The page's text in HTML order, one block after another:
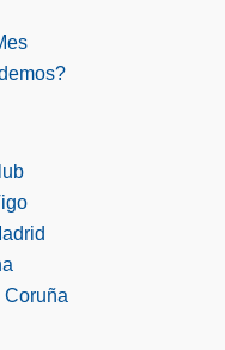
Coruña